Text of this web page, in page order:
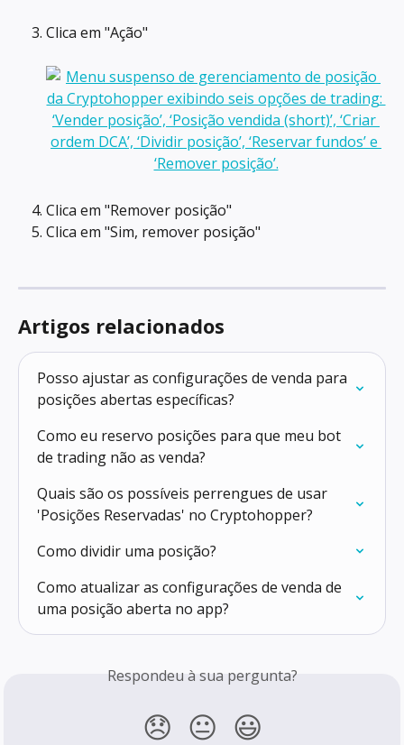
Clica em "Ação"
Clica em "Remover posição"
Clica em "Sim, remover posição"
Artigos relacionados
Posso ajustar as configurações de venda para
posições abertas específicas?
Como eu reservo posições para que meu bot
de trading não as venda?
Quais são os possíveis perrengues de usar
'Posições Reservadas' no Cryptohopper?
Como dividir uma posição?
Como atualizar as configurações de venda de
uma posição aberta no app?
Respondeu à sua pergunta?
😞 😐 😃